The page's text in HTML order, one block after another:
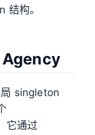
构。
Agency
singleton
它通过